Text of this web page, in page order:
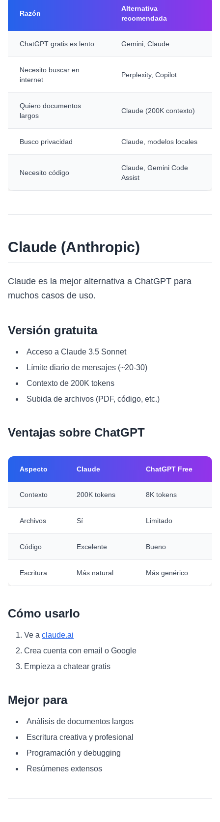
Razón
Alternativa
recomendada
ChatGPT gratis es lento Gemini, Claude
Necesito buscar en
internet
Perplexity, Copilot
Quiero documentos
largos
Claude (200K contexto)
Busco privacidad Claude, modelos locales
Necesito código
Claude, Gemini Code
Assist
Claude (Anthropic)
Claude es la mejor alternativa a ChatGPT para
muchos casos de uso.
Versión gratuita
Acceso a Claude 3.5 Sonnet
Límite diario de mensajes (~20-30)
Contexto de 200K tokens
Subida de archivos (PDF, código, etc.)
Ventajas sobre ChatGPT
Aspecto Claude ChatGPT Free
Contexto 200K tokens 8K tokens
Archivos Sí Limitado
Código Excelente Bueno
Escritura Más natural Más genérico
Cómo usarlo
Ve a claude.ai
Crea cuenta con email o Google
Empieza a chatear gratis
Mejor para
Análisis de documentos largos
Escritura creativa y profesional
Programación y debugging
Resúmenes extensos